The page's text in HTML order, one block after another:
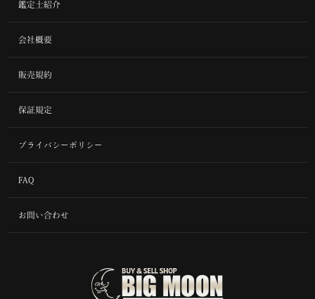
鑑定士紹介
会社概要
販売規約
保証規定
プライバシーポリシー
FAQ
お問い合わせ